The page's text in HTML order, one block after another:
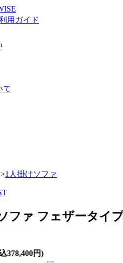
て
>1人掛けソファ
ファ フェザータイ
378,400円)